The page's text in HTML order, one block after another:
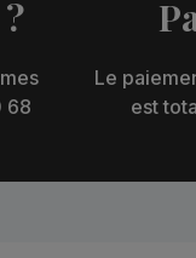
68
Le
est